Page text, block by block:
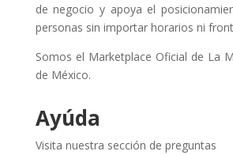
de negocio y apoya el
personas sin importar horarios ni
Somos el Marketplace Oficial de La
de México.
Ayúda
Visita nuestra sección de preguntas